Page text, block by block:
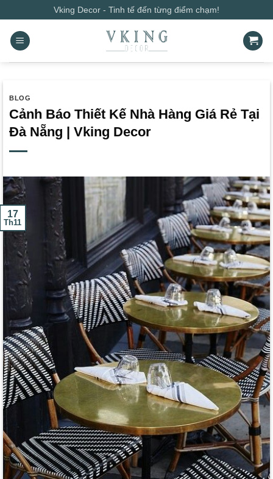
qua
nội
dung
Vking Decor - Tinh tế đến từng điểm chạm!
BLOG
Cảnh Báo Thiết Kế Nhà Hàng Giá Rẻ Tại
Đà Nẵng | Vking Decor
17
Th11